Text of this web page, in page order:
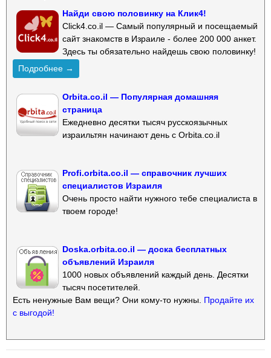
Найди свою половинку на Клик4!
Click4.co.il — Самый популярный и посещаемый
сайт знакомств в Израиле - более 200 000 анкет.
Здесь ты обязательно найдешь свою половинку!
Подробнее →
Orbita.co.il — Популярная домашняя
страница
Ежедневно десятки тысяч русскоязычных
израильтян начинают день с Orbita.co.il
Profi.orbita.co.il — справочник лучших
специалистов Израиля
Очень просто найти нужного тебе специалиста в
твоем городе!
Doska.orbita.co.il — доска бесплатных
объявлений Израиля
1000 новых объявлений каждый день. Десятки
тысяч посетителей.
Есть ненужные Вам вещи? Они кому-то нужны. Продайте их
с выгодой!